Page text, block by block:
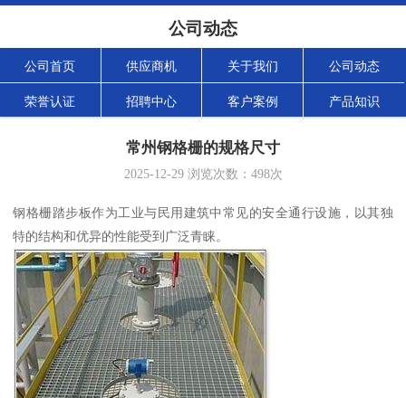
公司动态
公司首页 供应商机 关于我们 公司动态
荣誉认证 招聘中心 客户案例 产品知识
常州钢格栅的规格尺寸
2025-12-29浏览次数： 498次
钢格栅踏步板作为工业与民用建筑中常见的安全通行设施，以其独
特的结构和优异的性能受到广泛青睐。